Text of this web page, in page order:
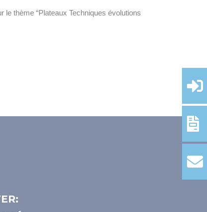
le thème “Plateaux Techniques évolutions